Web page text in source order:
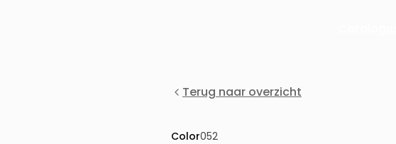
Terug naar overzicht
Color052